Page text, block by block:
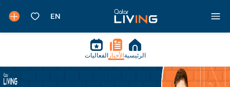
الرئيسية الأخبار الفعاليات